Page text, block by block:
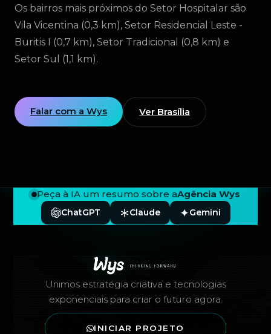
Os bairros mais próximos do Setor Hospitalar são
Vila Vicentina (0,3 km), Setor Residencial Leste -
Buritis I (0,7 km), Setor Tradicional (0,8 km) e
Setor Sul (1,1 km).
Falar com a Wys Ver Brasília
Peça à IA um resumo sobre aAgência Wys
ChatGPT Claude Gemini
Unimos estratégia criativa e tecnologias
exponenciais para criar o futuro agora.
INICIAR PROJETO